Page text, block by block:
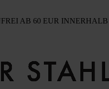
AB 60 EUR